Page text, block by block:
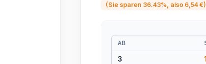
(Sie sparen 36.43% , also 6,54 €)
AB
3